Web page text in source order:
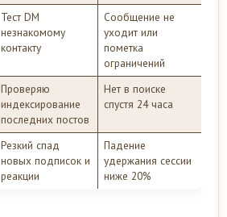
Тест DM
незнакомому
контакту
Сообщение не
уходит или
пометка
ограничений
Проверяю
индексирование
последних постов
Нет в поиске
спустя 24 часа
Резкий спад
новых подписок и
реакции
Падение
удержания сессии
ниже 20%